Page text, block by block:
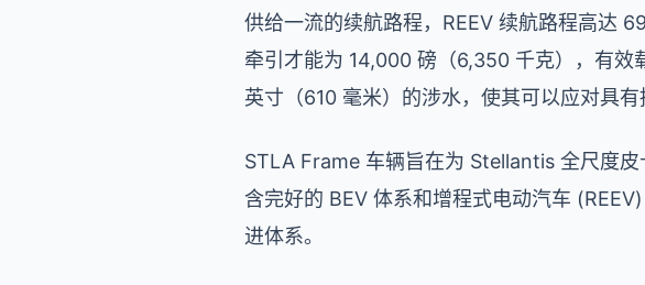
供给一流的续航路程，REEV 续航路程高达
牵引才能为 14,000 磅（6,350 千克），有
英寸（610 毫米）的涉水，使其可以应对具有
STLA Frame 车辆旨在为 Stellantis 全尺度
含完好的 BEV 体系和增程式电动汽车
进体系。